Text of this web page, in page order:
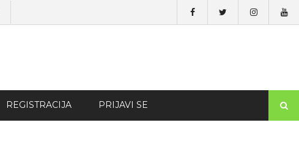
REGISTRACIJA PRIJAVI SE